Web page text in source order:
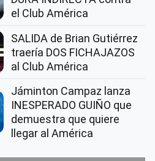
el Club América
SALIDA de Brian Gutiérrez
traería DOS FICHAJAZOS
al Club América
Jáminton Campaz lanza
INESPERADO GUIÑO que
demuestra que quiere
llegar al América